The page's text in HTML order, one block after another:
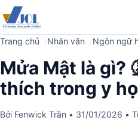
Trang chủ Nhân văn Ngôn ngữ
Mửa Mật là gì?
thích trong y
Bởi Fenwick Trần • 31/01/2026 •